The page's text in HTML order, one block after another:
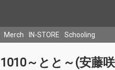
Merch IN-STORE Schooling
1010～とと～(安藤